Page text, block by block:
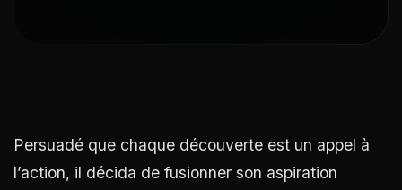
Persuadé que chaque découverte est un appel à
l’action, il décida de fusionner son aspiration